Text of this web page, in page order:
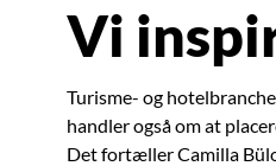
Vi
Turisme- og
handler også om at
Det fortæller Camilla